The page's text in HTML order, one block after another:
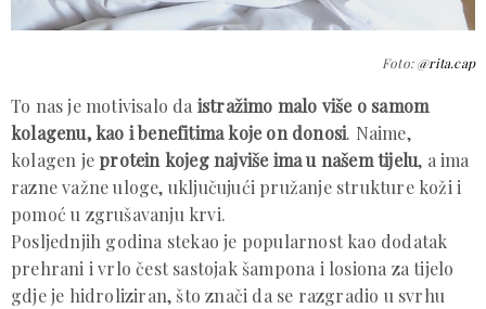
Foto:@rita.cap
To nas je motivisalo da istražimo malo više o samom
kolagenu, kao i benefitima koje on donosi. Naime,
kolagen jeprotein kojeg najviše ima u našem tijelu, a ima
razne važne uloge, uključujući pružanje strukture koži i
pomoć u zgrušavanju krvi.
Posljednjih godina stekao je popularnost kao dodatak
prehrani i vrlo čest sastojak šampona i losiona za tijelo
gdje je hidroliziran, što znači da se razgradio u svrhu